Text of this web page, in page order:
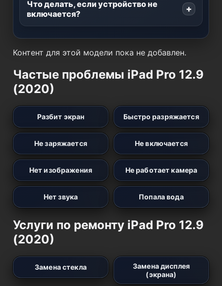
Что делать, если устройство не
включается?
Контент для этой модели пока не добавлен.
Частые проблемы iPad Pro 12.9
(2020)
Разбит экран Быстро разряжается
Не заряжается Не включается
Нет изображения Не работает камера
Нет звука Попала вода
Услуги по ремонту iPad Pro 12.9
(2020)
Замена стекла
Замена дисплея
(экрана)